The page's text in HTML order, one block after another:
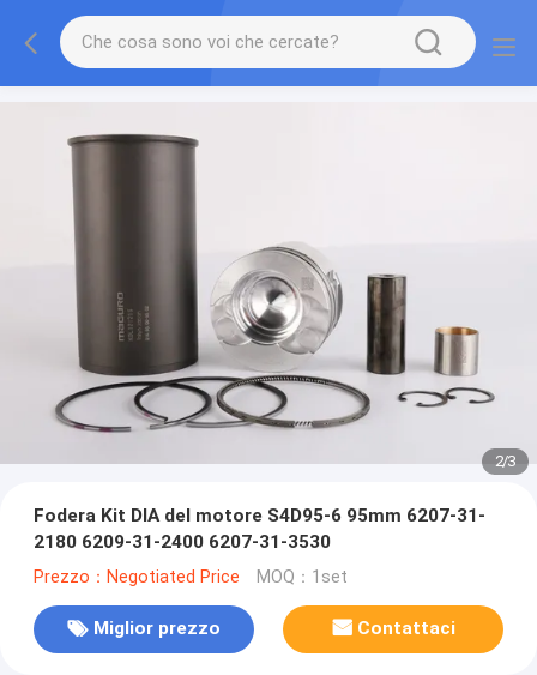
2/3
Fodera Kit DIA del motore S4D95-6 95mm 6207-31-
2180 6209-31-2400 6207-31-3530
Prezzo：Negotiated Price MOQ：1set
Miglior prezzo Contattaci